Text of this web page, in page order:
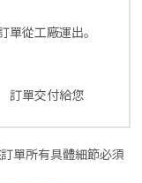
單從工廠運出。
訂單交付給您
單所有具體細節必須